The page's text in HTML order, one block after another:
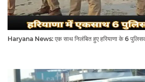
Haryana News: एक साथ निलंबित हुए हरियाणा के 6